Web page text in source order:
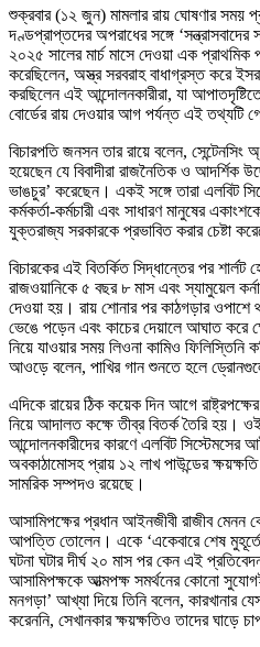
শুক্রবার (১২ জুন) মামলার রায় ঘোষণার সময়
দণ্ডপ্রাপ্তদের অপরাধের সঙ্গে
২০২৫ সালের মার্চ মাসে দেওয়া এক প্রাথমিক
করেছিলেন, অস্ত্র সরবরাহ বাধাগ্রস্ত করে
করছিলেন এই আন্দোলনকারীরা, যা
বোর্ডের রায় দেওয়ার আগ পর্যন্ত এই তথ্যটি
বিচারপতি জনসন তার রায়ে বলেন, সেন্টেনসিং
হয়েছেন যে বিবাদীরা রাজনৈতিক ও আদর্শিক
ভাঙচুর’ করেছেন। একই সঙ্গে তারা এলবিট
কর্মকর্তা-কর্মচারী এবং সাধারণ মানুষের
যুক্তরাজ্য সরকারকে প্রভাবিত করার চেষ্টা
বিচারকের এই বিতর্কিত সিদ্ধান্তের পর
রাজওয়ানিকে ৫ বছর ৮ মাস এবং স্যামুয়েল
দেওয়া হয়। রায় শোনার পর কাঠগড়ার ওপাশে
ভেঙে পড়েন এবং কাচের দেয়ালে আঘাত
নিয়ে যাওয়ার সময় লিওনা কামিও ফিলিস্তিনি
আওড়ে বলেন, পাখির গান শুনতে হলে
এদিকে রায়ের ঠিক কয়েক দিন আগে
নিয়ে আদালত কক্ষে তীব্র বিতর্ক তৈরি হয়।
আন্দোলনকারীদের কারণে এলবিট সিস্টেমসের
অবকাঠামোসহ প্রায় ১২ লাখ পাউন্ডের
সামরিক সম্পদও রয়েছে।
আসামিপক্ষের প্রধান আইনজীবী রাজীব মেনন
আপত্তি তোলেন। একে ‘একেবারে শেষ
ঘটনা ঘটার দীর্ঘ ২০ মাস পর কেন এই
আসামিপক্ষকে আত্মপক্ষ সমর্থনের কোনো
মনগড়া’ আখ্যা দিয়ে তিনি বলেন, কারখানার
করেননি, সেখানকার ক্ষয়ক্ষতিও তাদের ঘাড়ে